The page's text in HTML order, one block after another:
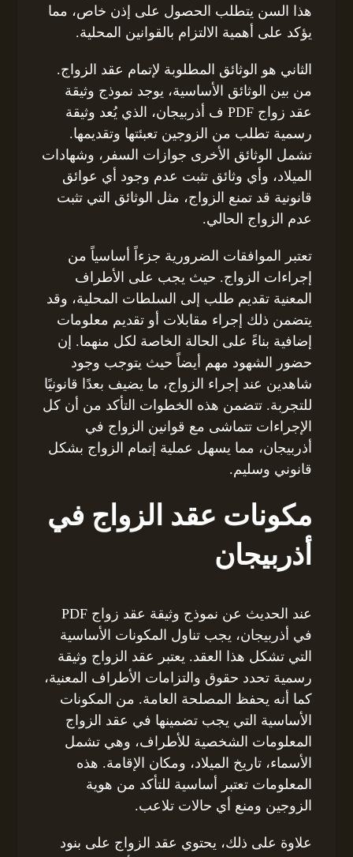
هذا السن يتطلب الحصول على إذن خاص، مما
يؤكد على أهمية الالتزام بالقوانين المحلية.
الثاني هو الوثائق المطلوبة لإتمام عقد الزواج.
من بين الوثائق الأساسية، يوجد نموذج وثيقة
عقد زواج PDF ف أذربيجان، الذي يُعد وثيقة
رسمية تطلب من الزوجين تعبئتها وتقديمها.
تشمل الوثائق الأخرى جوازات السفر، وشهادات
الميلاد، وأي وثائق تثبت عدم وجود أي عوائق
قانونية قد تمنع الزواج، مثل الوثائق التي تثبت
عدم الزواج الحالي.
تعتبر الموافقات الضرورية جزءاً أساسياً من
إجراءات الزواج. حيث يجب على الأطراف
المعنية تقديم طلب إلى السلطات المحلية، وقد
يتضمن ذلك إجراء مقابلات أو تقديم معلومات
إضافية بناءً على الحالة الخاصة لكل منهما. إن
حضور الشهود مهم أيضاً حيث يتوجب وجود
شاهدين عند إجراء الزواج، ما يضيف بعدًا قانونيًا
للتجربة. تتضمن هذه الخطوات التأكد من أن كل
الإجراءات تتماشى مع قوانين الزواج في
أذربيجان، مما يسهل عملية إتمام الزواج بشكل
قانوني وسليم.
مكونات عقد الزواج في
أذربيجان
عند الحديث عن نموذج وثيقة عقد زواج PDF
في أذربيجان، يجب تناول المكونات الأساسية
التي تشكل هذا العقد. يعتبر عقد الزواج وثيقة
رسمية تحدد حقوق والتزامات الأطراف المعنية،
كما أنه يحفظ المصلحة العامة. من المكونات
الأساسية التي يجب تضمينها في عقد الزواج
المعلومات الشخصية للأطراف، وهي تشمل
الأسماء، تاريخ الميلاد، ومكان الإقامة. هذه
المعلومات تعتبر أساسية للتأكد من هوية
الزوجين ومنع أي حالات تلاعب.
علاوة على ذلك، يحتوي عقد الزواج على بنود